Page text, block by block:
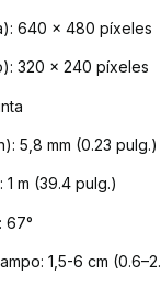
640 x 480 píxeles
320 x 240 píxeles
5,8 mm (0.23 pulg.)
1 m (39.4 pulg.)
67°
1,5-6 cm